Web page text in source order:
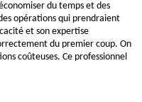
du temps et des
opérations qui prendraient
et son expertise
du premier coup. On
coûteuses. Ce professionnel